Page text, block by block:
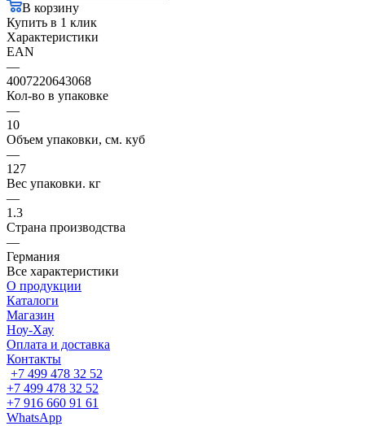
В корзину
Купить в 1 клик
Характеристики
EAN
—
4007220643068
Кол-во в упаковке
—
10
Объем упаковки, см. куб
—
127
Вес упаковки. кг
—
1.3
Страна производства
—
Германия
Все характеристики
О продукции
Каталоги
Магазин
Ноу-Хау
Оплата и доставка
Контакты
+7 499 478 32 52
+7 499 478 32 52
+7 916 660 91 61
WhatsApp